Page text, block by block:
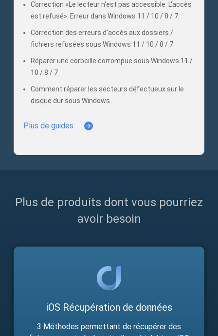
Correction «Le lecteur n'est pas accessible. L'accès
est refusé». Erreur dans Windows 11 / 10 / 8 / 7.
Correction des erreurs d'accès aux dossiers /
fichiers refusées sous Windows 11 / 10 / 8 / 7
Réparer une corbeille corrompue sous Windows 11 /
10 / 8 / 7
Comment réparer les secteurs défectueux sur le
disque dur sous Windows
Plus de guides
Plus de produits dont vous pourriez
avoir besoin
iOS Récupération de données
3 Méthodes permettant de récupérer des